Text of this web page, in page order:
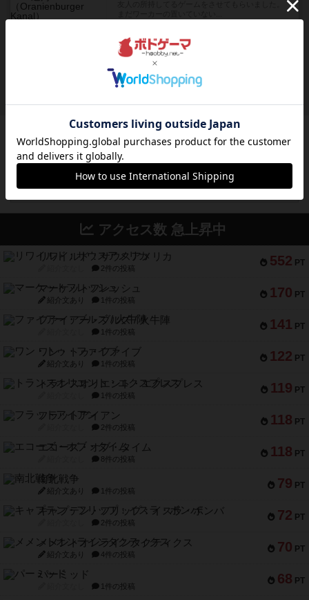
ゴットファイブ！
自分の前に背を向けて並ぶ5枚の手札の数字を当て
るゲーム。相手の手札/場...
ボドゲーマのアプリ版はこちら
アクセス数 急上昇中
552 PT
リワイルド：サウスアメリカ
2件の投稿
170 PT
マーケットフレッシュ
紹介文あり 1件の投稿
141 PT
ファイアー・ブルズ / 火牛陣
1件の投稿
122 PT
ワン・トゥ・ファイブ
紹介文あり 1件の投稿
119 PT
トランスオリエント・エクスプレス
1件の投稿
118 PT
フラットアイアン
2件の投稿
118 PT
エコーズ・オブ・タイム
8件の投稿
79 PT
南北戦争
紹介文あり 1件の投稿
72 PT
キャプテン・フリップ：イスラ・ボンバ
2件の投稿
70 PT
メメントオンラインタクティクス
紹介文あり 4件の投稿
68 PT
パーミッド
1件の投稿